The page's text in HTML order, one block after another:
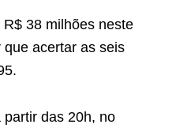
38 milhões neste
acertar as seis
das 20h, no